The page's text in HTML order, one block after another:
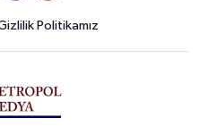
Politikamız